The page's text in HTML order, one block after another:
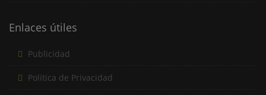
Enlaces útiles
Publicidad
Política de Privacidad